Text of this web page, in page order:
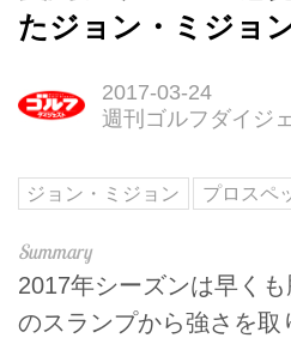
たジョン・ミジョ
2017-03-24
週刊ゴルフダイジ
ジョン・ミジョン プロスペ
2017年シーズンは早く
のスランプから強さを取